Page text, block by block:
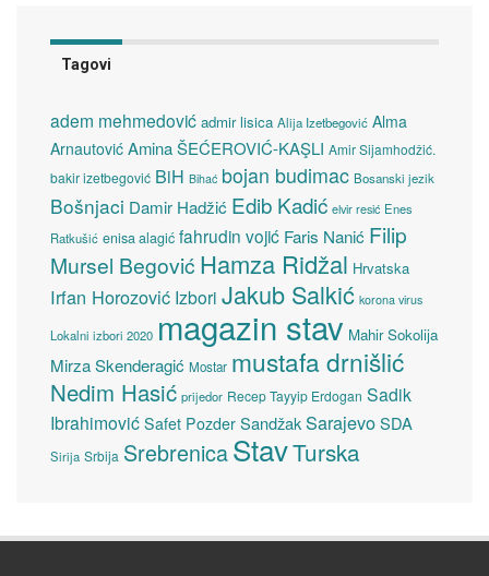
Tagovi
adem mehmedović admir lisica Alija Izetbegović Alma
Arnautović Amina ŠEĆEROVIĆ-KAŞLI Amir Sijamhodžić.
bakir izetbegović BiH Bihać bojan budimac Bosanski jezik
Bošnjaci Damir Hadžić Edib Kadić elvir resić Enes
Ratkušić enisa alagić fahrudin vojić Faris Nanić Filip
Mursel Begović Hamza Ridžal Hrvatska
Irfan Horozović Izbori Jakub Salkić korona virus
Lokalni izbori 2020 magazin stav Mahir Sokolija
Mirza Skenderagić Mostar mustafa drnišlić
Nedim Hasić prijedor Recep Tayyip Erdogan Sadik
Ibrahimović Safet Pozder SandžakSarajevoSDA
Sirija Srbija SrebrenicaStavTurska